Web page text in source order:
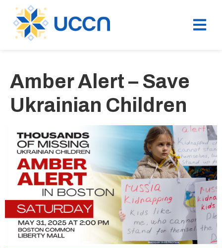
Amber Alert – Save
Ukrainian Children